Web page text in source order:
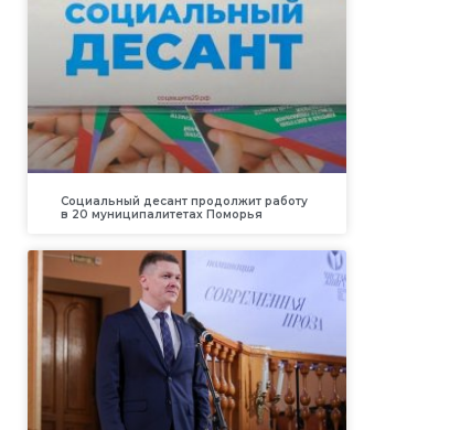
Социальный десант продолжит работу
в 20 муниципалитетах Поморья